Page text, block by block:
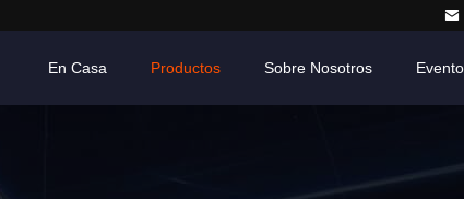
En Casa Productos Sobre Nosotros